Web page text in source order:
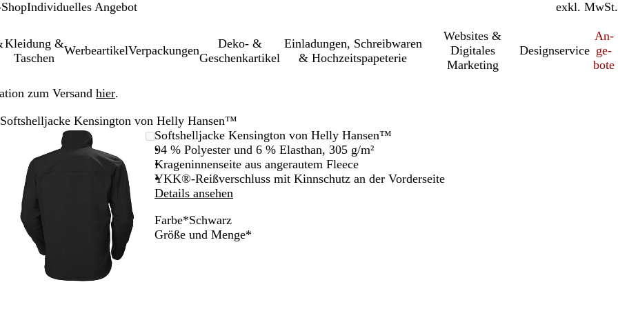
Individuelles Angebot inkl. MwSt.
exkl. MwSt.
Kleidung &
Taschen
WerbeartikelVerpackungen
Deko- &
Geschenkartikel
Einl­a­dung­en, Schreib­wa­ren
& Hochzeitspapeterie
Websites &
Digitales
Marketing
Designservice
An­­
ge­­
bo­­te
zum Versand hier.
Softshelljacke Kensington von Helly Hansen™
Vergrößer-/verkleinerbares
Bild
Zoom
auf
Minimum
Klicken
zum
Vergrößern
Verwenden
Sie
Zoomen
die
Softshelljacke Kensington von Helly Hansen™
94 % Polyester und 6 % Elasthan, 305 g/m²
Krageninnenseite aus angerautem Fleece
YKK®-Reißverschluss mit Kinnschutz an der Vorderseite
Details ansehen
Farbe*Schwarz
S
D
M
Größe und Menge*